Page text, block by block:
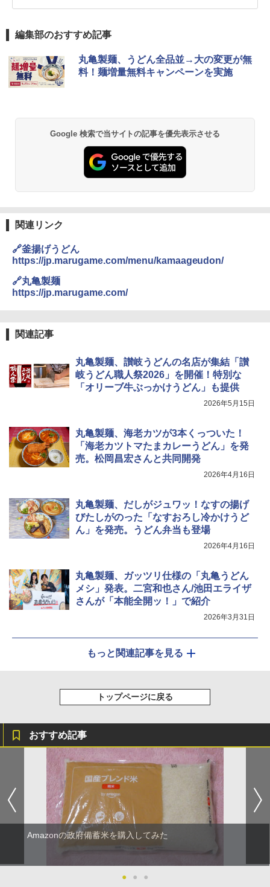
編集部のおすすめ記事
丸亀製麺、うどん全品並→大の変更が無
料！麺増量無料キャンペーンを実施
Google 検索で当サイトの記事を優先表示させる
関連リンク
🔗釜揚げうどん
https://jp.marugame.com/menu/kamaageudon/
🔗丸亀製麺
https://jp.marugame.com/
関連記事
丸亀製麺、讃岐うどんの名店が集結「讃
岐うどん職人祭2026」を開催！特別な
「オリーブ牛ぶっかけうどん」も提供
2026年5月15日
丸亀製麺、海老カツが3本くっついた！
「海老カツトマたまカレーうどん」を発
売。松岡昌宏さんと共同開発
2026年4月16日
丸亀製麺、だしがジュワッ！なすの揚げ
びたしがのった「なすおろし冷かけうど
ん」を発売。うどん弁当も登場
2026年4月16日
丸亀製麺、ガッツリ仕様の「丸亀うどん
メシ」発表。二宮和也さん/池田エライザ
さんが「本能全開ッ！」で紹介
2026年3月31日
もっと関連記事を見る
トップページに戻る
おすすめ記事
Amazonの政府備蓄米を購入してみた
● ● ●